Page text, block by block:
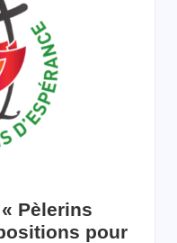
Pèlerins
pour